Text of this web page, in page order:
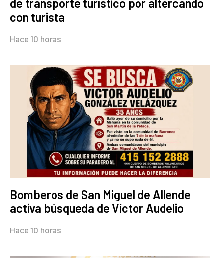
de transporte turístico por altercando
con turista
Hace 10 horas
Bomberos de San Miguel de Allende
activa búsqueda de Víctor Audelio
Hace 10 horas